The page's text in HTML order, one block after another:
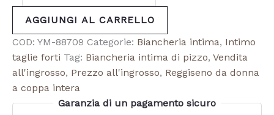
AGGIUNGI AL CARRELLO
COD: YM-88709 Categorie: Biancheria intima, Intimo
taglie forti Tag: Biancheria intima di pizzo, Vendita
all'ingrosso, Prezzo all'ingrosso, Reggiseno da donna
a coppa intera
Garanzia di un pagamento sicuro